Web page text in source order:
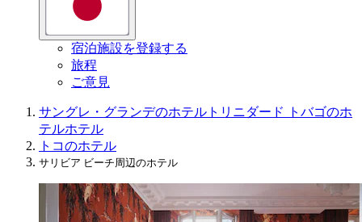
宿泊施設を登録する
旅程
ご意見
サングレ・グランデのホテル トリニダード トバゴのホ
テルホテル
トコのホテル
サリビア ビーチ周辺のホテル